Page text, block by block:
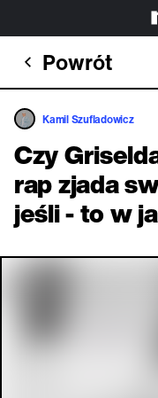
Powrót
Kamil Szufladowicz
Czy
rap zjada
jeśli - to w